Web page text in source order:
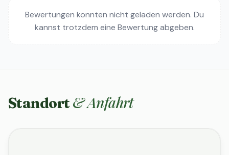
Bewertungen konnten nicht geladen werden. Du
kannst trotzdem eine Bewertung abgeben.
Standort & Anfahrt